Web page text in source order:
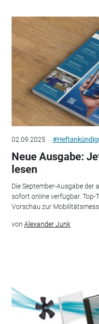
02.09.2025
Neue Ausgabe:
lesen
Die September-Ausgabe der
sofort online verfügbar. Top-
Vorschau zur
von Alexander Junk